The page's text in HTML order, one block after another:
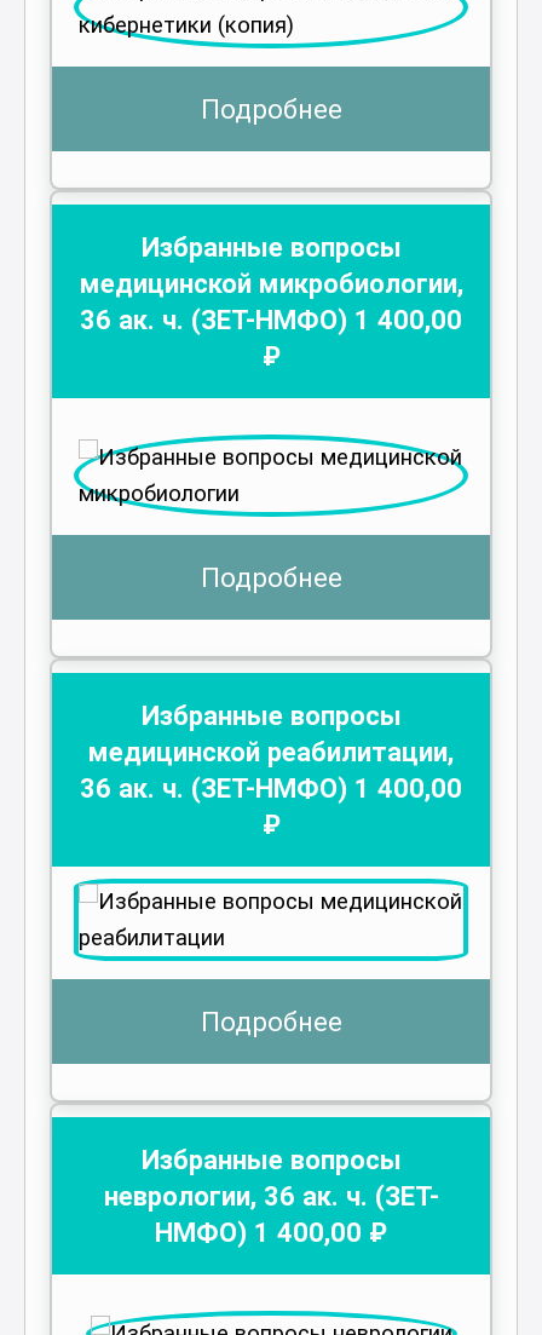
Подробнее
Избранные вопросы
медицинской микробиологии,
36 ак. ч. (ЗЕТ-НМФО) 1 400,00
₽
Подробнее
Избранные вопросы
медицинской реабилитации,
36 ак. ч. (ЗЕТ-НМФО) 1 400,00
₽
Подробнее
Избранные вопросы
неврологии, 36 ак. ч. (ЗЕТ-
НМФО) 1 400,00 ₽